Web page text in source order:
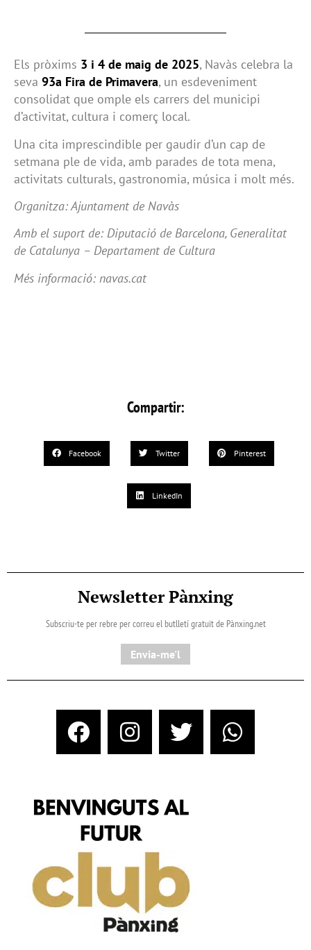
Els pròxims 3 i 4 de maig de 2025, Navàs celebra la
seva 93a Fira de Primavera, un esdeveniment
consolidat que omple els carrers del municipi
d’activitat, cultura i comerç local.
Una cita imprescindible per gaudir d’un cap de
setmana ple de vida, amb parades de tota mena,
activitats culturals, gastronomia, música i molt més.
Organitza: Ajuntament de Navàs
Amb el suport de: Diputació de Barcelona, Generalitat
de Catalunya – Departament de Cultura
Més informació: navas.cat
Compartir:
Facebook Twitter Pinterest
LinkedIn
Newsletter Pànxing
Subscriu-te per rebre per correu el butlletí gratuït de Pànxing.net​
Envia-me'l